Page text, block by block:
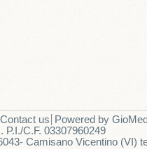
Contact us Powered by
C.F. 03307960249
Camisano Vicentino (VI)